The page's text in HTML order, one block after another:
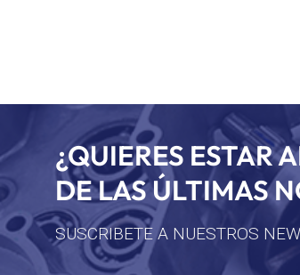
¿QUIERES ESTAR
DE LAS ÚLTIMAS
SUSCRIBETE A NUESTROS